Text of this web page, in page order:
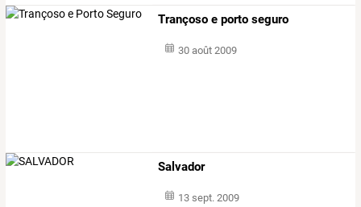
Trançoso e porto seguro
30 août 2009
Salvador
13 sept. 2009